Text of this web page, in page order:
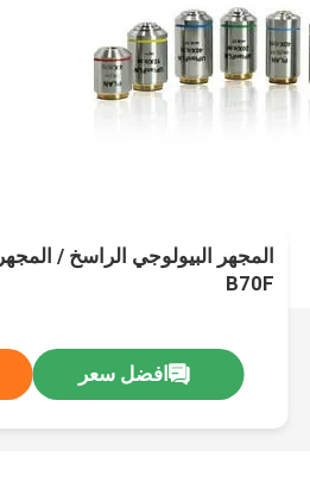
المجهر البيولوجي الراسخ /
B70F
افضل سعر